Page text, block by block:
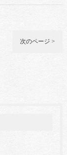
次のページ >